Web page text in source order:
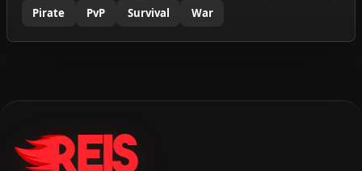
Pirate
PvP Survival War